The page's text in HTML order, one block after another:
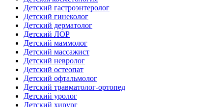
Детский гастроэнтеролог
Детский гинеколог
Детский дерматолог
Детский ЛОР
Детский маммолог
Детский массажист
Детский невролог
Детский остеопат
Детский офтальмолог
Детский травматолог-ортопед
Детский уролог
Детский хирург